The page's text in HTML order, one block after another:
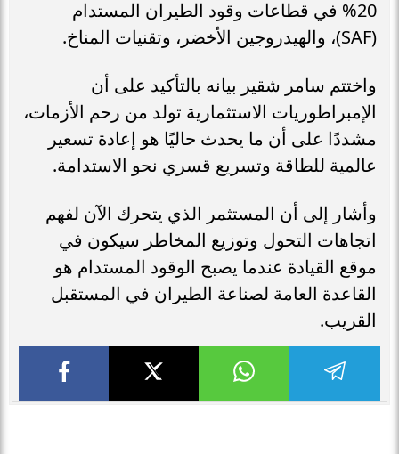
20% في قطاعات وقود الطيران المستدام
(SAF)، والهيدروجين الأخضر، وتقنيات المناخ.
واختتم سامر شقير بيانه بالتأكيد على أن
الإمبراطوريات الاستثمارية تولد من رحم الأزمات،
مشددًا على أن ما يحدث حاليًا هو إعادة تسعير
عالمية للطاقة وتسريع قسري نحو الاستدامة.
وأشار إلى أن المستثمر الذي يتحرك الآن لفهم
اتجاهات التحول وتوزيع المخاطر سيكون في
موقع القيادة عندما يصبح الوقود المستدام هو
القاعدة العامة لصناعة الطيران في المستقبل
القريب.